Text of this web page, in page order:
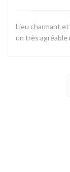
Lieu charmant
un très agréable